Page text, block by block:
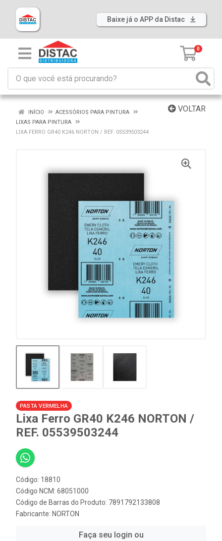
Baixe já o APP da Distac
0
VOLTAR
INÍCIO
ACESSÓRIOS PARA PINTURA
LIXAS PARA PINTURA
LIXA FERRO GR40 K246 NORTON / REF. 05539503244
PASTA VERMELHA
Lixa Ferro GR40 K246 NORTON /
REF. 05539503244
Código: 18810
Código NCM: 68051000
Código de Barras do Produto: 7891792133808
Fabricante: NORTON
Faça seu login ou